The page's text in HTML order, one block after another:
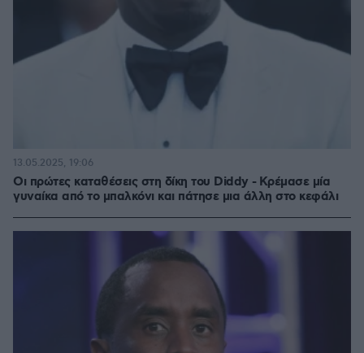
Οι πρώτες καταθέσεις στη δίκη του Diddy - Κρέμασε μία
γυναίκα από το μπαλκόνι και πάτησε μια άλλη στο κεφάλι
13.05.2025, 19:06